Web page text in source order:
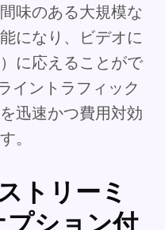
味のある大規模な
になり、ビデオに
に応えることがで
イントラフィック
迅速かつ費用対効
。
トリーミ
プション付